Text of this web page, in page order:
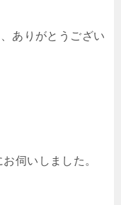
ありがとうござい
伺いしました。